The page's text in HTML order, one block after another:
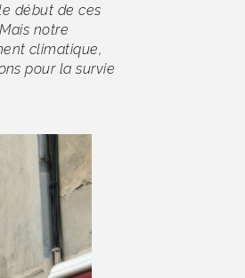
début de ces
notre
climatique,
pour la survie